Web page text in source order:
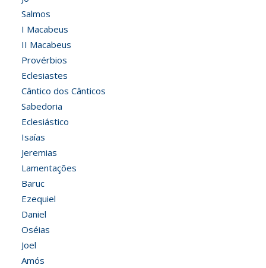
Salmos
I Macabeus
II Macabeus
Provérbios
Eclesiastes
Cântico dos Cânticos
Sabedoria
Eclesiástico
Isaías
Jeremias
Lamentações
Baruc
Ezequiel
Daniel
Oséias
Joel
Amós